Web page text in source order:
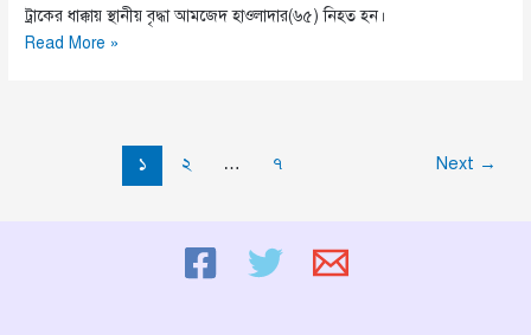
ট্রাকের ধাক্কায় স্থানীয় বৃদ্ধা আমজেদ হাওলাদার(৬৫) নিহত হন।
পাথরঘাটায়
Read More »
১ ২ … ৭ Next →